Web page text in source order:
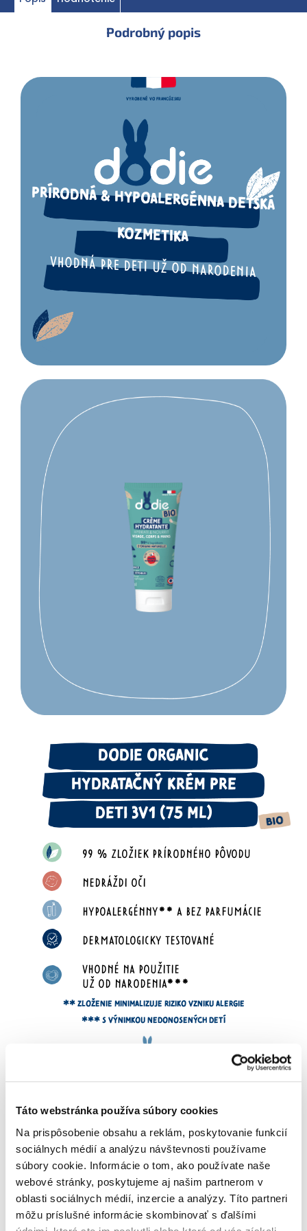
Táto webstránka používa súbory cookies
Na prispôsobenie obsahu a reklám, poskytovanie funkcií
sociálnych médií a analýzu návštevnosti používame
súbory cookie. Informácie o tom, ako používate naše
webové stránky, poskytujeme aj našim partnerom v
oblasti sociálnych médií, inzercie a analýzy. Títo partneri
môžu príslušné informácie skombinovať s ďalšími
Podrobný popis
VYROBENÉ VO FRANCÚZSKU
PRÍRODNÁ & HYPOALERGÉNNA DETSKÁ
KOZMETIKA
VHODNÁ PRE DETI UŽ OD NARODENIA
DODIE ORGANIC
HYDRATAČNÝ KRÉM PRE
DETI 3V1 (75 ML)
99 % ZLOŽIEK PRÍRODNÉHO PÔVODU
NEDRÁŽDI OČI
HYPOALERGÉNNY** A BEZ PARFUMÁCIE
DERMATOLOGICKY TESTOVANÉ
VHODNÉ NA POUŽITIE
UŽ OD NARODENIA***
** ZLOŽENIE MINIMALIZUJE RIZIKO VZNIKU ALERGIE
*** S VÝNIMKOU NEDONOSENÝCH DETÍ
S BIO VÝŤAŽKOM
Z FRANCÚZSKYCHJABĹK
Naše jablká pestujemev BIO
kvalitea pod najvyššoumožnou
certifikáciou Demeter